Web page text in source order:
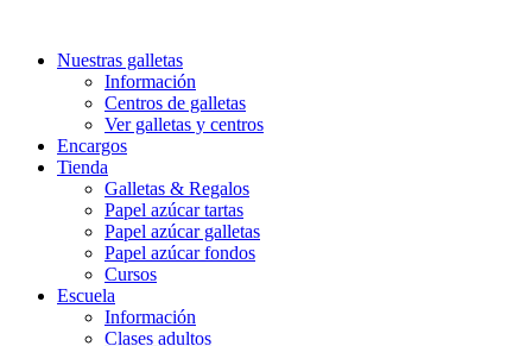
Nuestras galletas
Información
Centros de galletas
Ver galletas y centros
Encargos
Tienda
Galletas & Regalos
Papel azúcar tartas
Papel azúcar galletas
Papel azúcar fondos
Cursos
Escuela
Información
Clases adultos